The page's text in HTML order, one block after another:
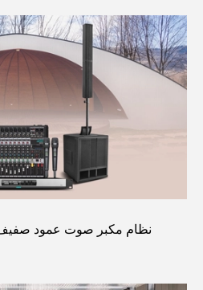
نظام مكبر صوت عمود